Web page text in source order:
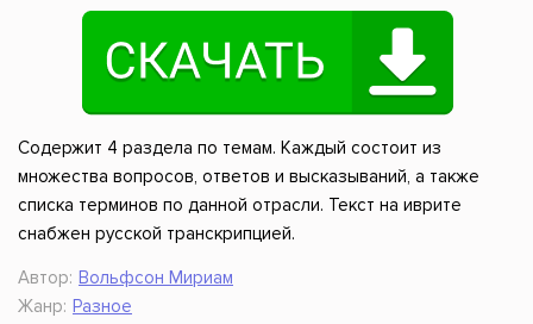
Содержит 4 раздела по темам. Каждый состоит из
множества вопросов, ответов и высказываний, а также
списка терминов по данной отрасли. Текст на иврите
снабжен русской транскрипцией.
Автор: Вольфсон Мириам
Жанр: Разное